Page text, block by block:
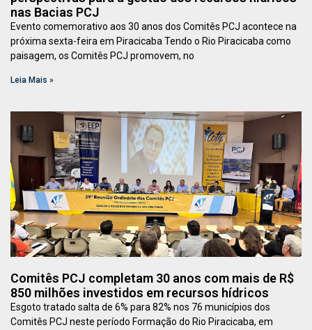
nas Bacias PCJ
Evento comemorativo aos 30 anos dos Comitês PCJ acontece na
próxima sexta-feira em Piracicaba Tendo o Rio Piracicaba como
paisagem, os Comitês PCJ promovem, no
Leia Mais »
Comitês PCJ completam 30 anos com mais de R$
850 milhões investidos em recursos hídricos
Esgoto tratado salta de 6% para 82% nos 76 municípios dos
Comitês PCJ neste período Formação do Rio Piracicaba, em